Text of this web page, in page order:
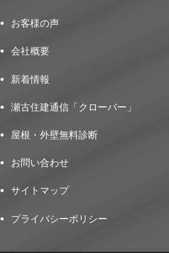
お客様の声
会社概要
新着情報
瀬古住建通信「クローバー」
屋根・外壁無料診断
お問い合わせ
サイトマップ
プライバシーポリシー